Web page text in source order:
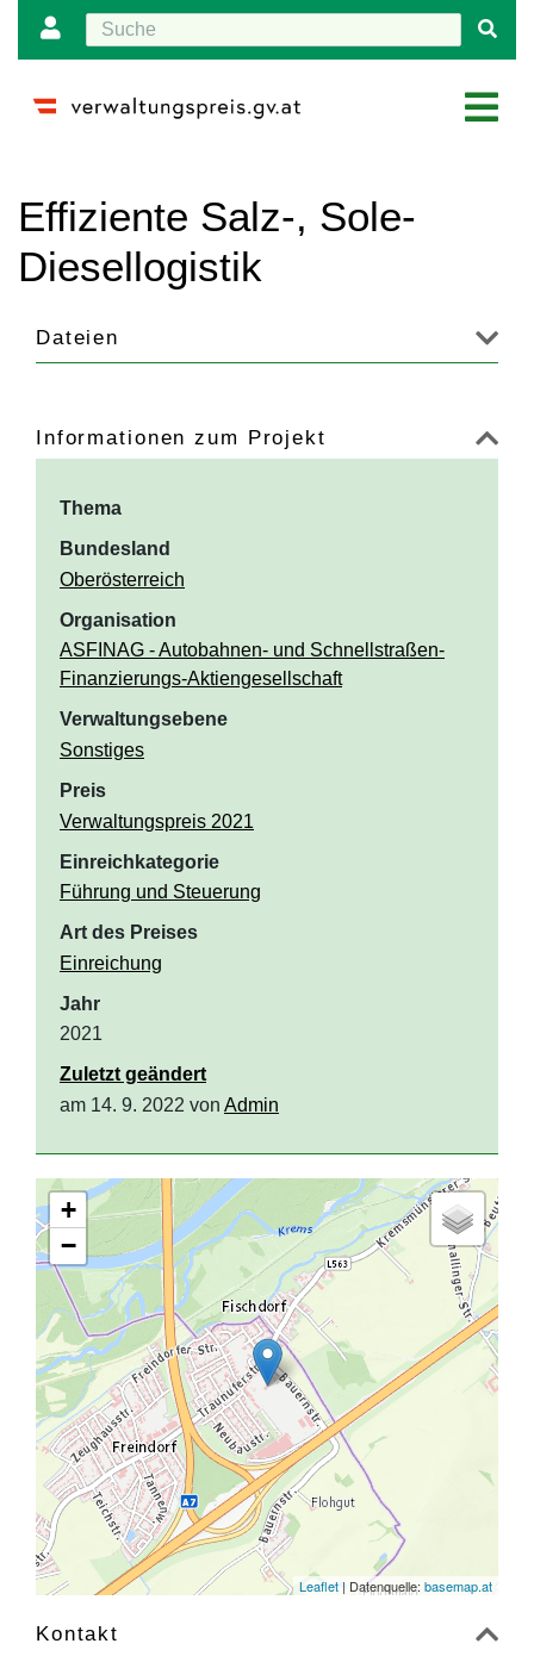
Effiziente Salz-, Sole-
Diesellogistik
Dateien
Informationen zum Projekt
Thema
Bundesland
Oberösterreich
Organisation
ASFINAG - Autobahnen- und Schnellstraßen-
Finanzierungs-Aktiengesellschaft
Verwaltungsebene
Sonstiges
Preis
Verwaltungspreis 2021
Einreichkategorie
Führung und Steuerung
Art des Preises
Einreichung
Jahr
2021
Zuletzt geändert
am 14. 9. 2022 von Admin
+
−
Leaflet | Datenquelle: basemap.at
Kontakt